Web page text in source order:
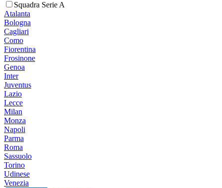
Squadra Serie A
Atalanta
Bologna
Cagliari
Como
Fiorentina
Frosinone
Genoa
Inter
Juventus
Lazio
Lecce
Milan
Monza
Napoli
Parma
Roma
Sassuolo
Torino
Udinese
Venezia